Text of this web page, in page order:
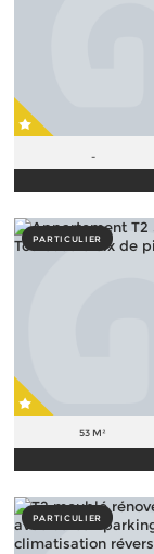
-
PARTICULIER
53 M²
PARTICULIER